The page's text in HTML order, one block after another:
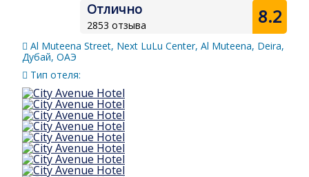
Отлично
2853 отзыва 8.2
Al Muteena Street, Next LuLu Center, Al Muteena, Deira,
Дубай, ОАЭ
Тип отеля: